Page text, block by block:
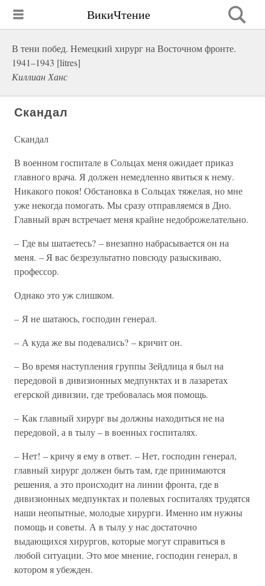
ВикиЧтение
В тени побед. Немецкий хирург на Восточном фронте.
1941–1943 [litres]
Киллиан Ханс
Скандал
Скандал
В военном госпитале в Сольцах меня ожидает приказ
главного врача. Я должен немедленно явиться к нему.
Никакого покоя! Обстановка в Сольцах тяжелая, но мне
уже некогда помогать. Мы сразу отправляемся в Дно.
Главный врач встречает меня крайне недоброжелательно.
– Где вы шатаетесь? – внезапно набрасывается он на
меня. – Я вас безрезультатно повсюду разыскиваю,
профессор.
Однако это уж слишком.
– Я не шатаюсь, господин генерал.
– А куда же вы подевались? – кричит он.
– Во время наступления группы Зейдлица я был на
передовой в дивизионных медпунктах и в лазаретах
егерской дивизии, где требовалась моя помощь.
– Как главный хирург вы должны находиться не на
передовой, а в тылу – в военных госпиталях.
– Нет! – кричу я ему в ответ. – Нет, господин генерал,
главный хирург должен быть там, где принимаются
решения, а это происходит на линии фронта, где в
дивизионных медпунктах и полевых госпиталях трудятся
наши неопытные, молодые хирурги. Именно им нужны
помощь и советы. А в тылу у нас достаточно
выдающихся хирургов, которые могут справиться в
любой ситуации. Это мое мнение, господин генерал, в
котором я убежден.